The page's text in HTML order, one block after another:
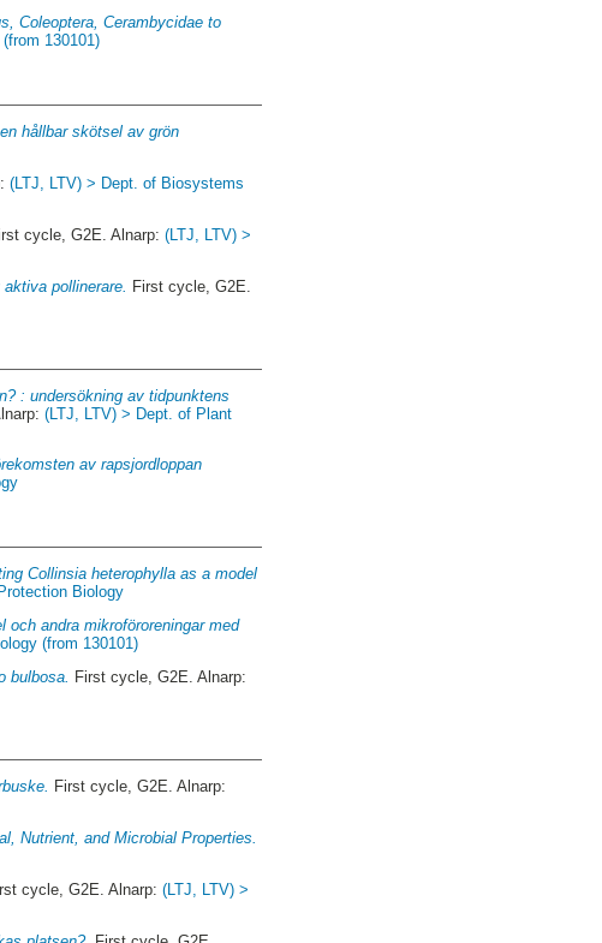
Coleoptera, Cerambycidae to
130101)
hållbar skötsel av grön
(LTJ, LTV) > Dept. of Biosystems
cycle, G2E. Alnarp:(LTJ, LTV) >
pollinerare. First cycle, G2E.
: undersökning av tidpunktens
(LTJ, LTV) > Dept. of Plant
av rapsjordloppan
Collinsia heterophylla as a model
Biology
andra mikroföroreningar med
(from 130101)
bulbosa. First cycle, G2E. Alnarp:
First cycle, G2E. Alnarp:
Nutrient, and Microbial Properties.
cycle, G2E. Alnarp:(LTJ, LTV) >